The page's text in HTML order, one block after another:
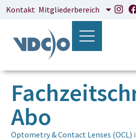
Kontakt Mitgliederbereich
Abo
Optometry & Contact Lenses (OCL)